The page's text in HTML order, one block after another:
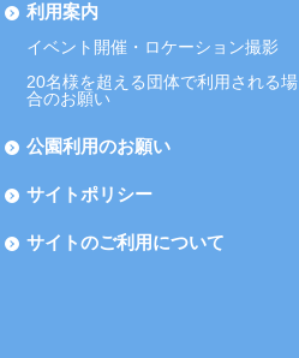
利用案内
イベント開催・ロケーション撮影
20名様を超える団体で利用される場
合のお願い
公園利用のお願い
サイトポリシー
サイトのご利用について